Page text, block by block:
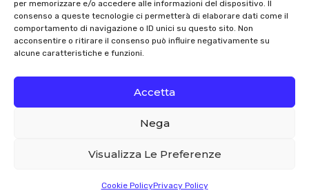
per memorizzare e/o accedere alle informazioni del dispositivo. Il
consenso a queste tecnologie ci permetterà di elaborare dati come il
comportamento di navigazione o ID unici su questo sito. Non
acconsentire o ritirare il consenso può influire negativamente su
alcune caratteristiche e funzioni.
Accetta
Nega
Visualizza Le Preferenze
Cookie PolicyPrivacy Policy
CopyrightAZ Agri. Tutti i diritti servati |Assistenza |
Contatti